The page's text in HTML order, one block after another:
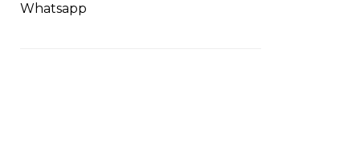
Whatsapp